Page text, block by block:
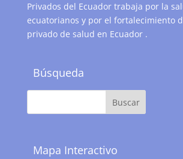
Privados del Ecuador trabaja por la
ecuatorianos y por el fortalecimiento
privado de salud en Ecuador .
Búsqueda
Mapa Interactivo